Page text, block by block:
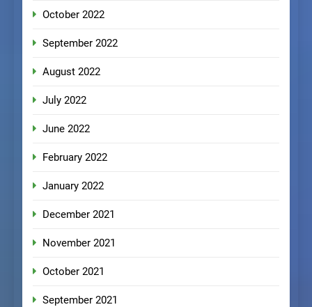
October 2022
September 2022
August 2022
July 2022
June 2022
February 2022
January 2022
December 2021
November 2021
October 2021
September 2021